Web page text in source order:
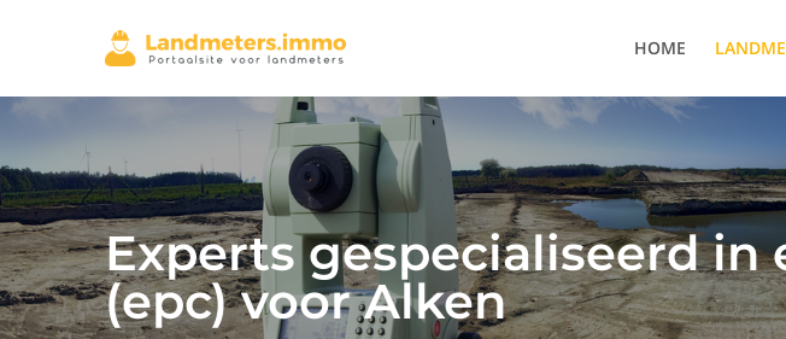
HOME
Experts gespecialiseerd
(epc) voor Alken